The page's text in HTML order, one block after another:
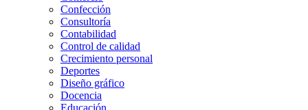
Confección
Consultoría
Contabilidad
Control de calidad
Crecimiento personal
Deportes
Diseño gráfico
Docencia
Educación